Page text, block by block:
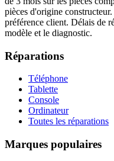
pièces d'origine
préférence client. Délais de
modèle et le diagnostic.
Réparations
Téléphone
Tablette
Console
Ordinateur
Toutes les réparations
Marques populaires